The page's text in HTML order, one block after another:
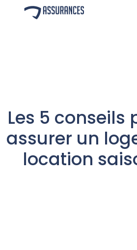
Les 5 conseils
assurer un
location